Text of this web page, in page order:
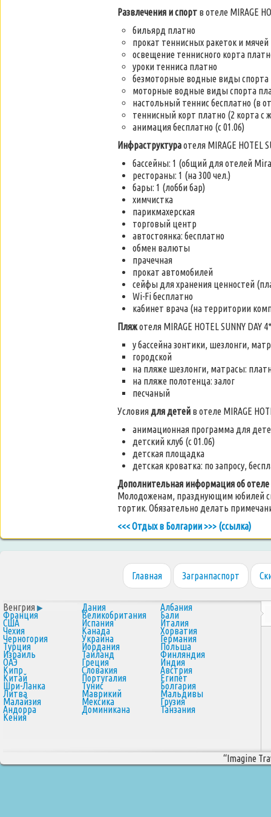
Развлечения и спорт в отеле MIRAGE
бильярд платно
прокат теннисных ракеток и
освещение теннисного корта
уроки тенниса платно
безмоторные водные виды спорта
моторные водные виды спорта
настольный теннис бесплатно (в
теннисный корт платно (2 корта с
анимация бесплатно (с 01.06)
Инфраструктураотеля MIRAGE HOTEL
бассейны: 1 (общий для отелей
рестораны: 1 (на 300 чел.)
бары: 1 (лобби бар)
химчистка
парикмахерская
торговый центр
автостоянка: бесплатно
обмен валюты
прачечная
прокат автомобилей
сейфы для хранения ценностей
Wi-Fi бесплатно
кабинет врача (на территории
Пляжотеля MIRAGE HOTEL SUNNY DAY
у бассейна зонтики, шезлонги,
городской
на пляже шезлонги, матрасы:
на пляже полотенца: залог
песчаный
Условиядля детей в отеле MIRAGE
анимационная программа для
детский клуб (с 01.06)
детская площадка
детская кроватка: по запросу,
Дополнительная информация об отеле
Молодоженам, празднующим юбилей
тортик. Обязательно делать
<<< Отдых в Болгарии >>> (ссылка)
Главная Загранпаспорт
Венгрия Дания Албания
Франция Великобритания Бали
США Испания Италия
Чехия Канада Хорватия
Черногория Украина Германия
Турция Иордания Польша
Израиль Таиланд Финляндия
ОАЭ Греция Индия
Кипр Словакия Австрия
Китай Португалия Египет
Шри-Ланка Тунис Болгария
Литва Маврикий Мальдивы
Малайзия Мексика Грузия
Андорра Доминикана Танзания
Кения
“Imagine